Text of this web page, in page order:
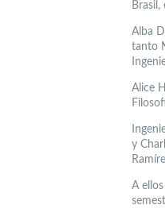
Brasil,
Alba
tanto
Alice
y
A